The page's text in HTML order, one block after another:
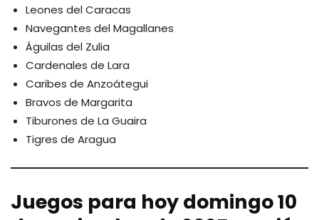
Leones del Caracas
Navegantes del Magallanes
Águilas del Zulia
Cardenales de Lara
Caribes de Anzoátegui
Bravos de Margarita
Tiburones de La Guaira
Tigres de Aragua
Juegos para hoy domingo 10